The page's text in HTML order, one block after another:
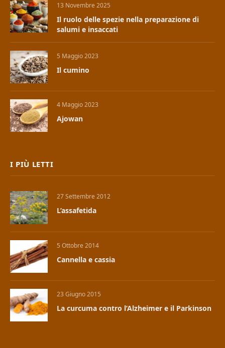
13 Novembre 2025
Il ruolo delle spezie nella preparazione di
salumi e insaccati
5 Maggio 2023
Il cumino
4 Maggio 2023
Ajowan
I PIÙ LETTI
27 Settembre 2012
L’assafetida
5 Ottobre 2014
Cannella e cassia
23 Giugno 2015
La curcuma contro l’Alzheimer e il Parkinson